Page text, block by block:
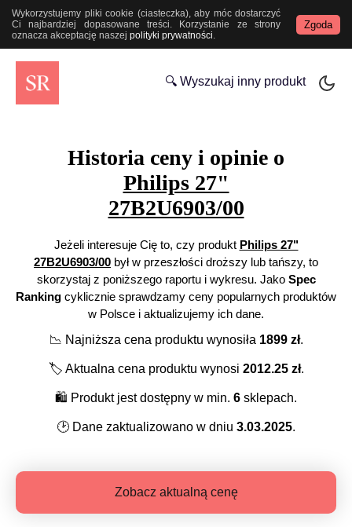
Wykorzystujemy pliki cookie (ciasteczka), aby móc dostarczyć
Ci najbardziej dopasowane treści. Korzystanie ze strony
oznacza akceptację naszej polityki prywatności.
Zgoda
🔍 Wyszukaj inny produkt
Historia ceny i opinie o
Philips 27"
27B2U6903/00
Jeżeli interesuje Cię to, czy produkt Philips 27"
27B2U6903/00 był w przeszłości droższy lub tańszy, to
skorzystaj z poniższego raportu i wykresu. Jako Spec
Ranking cyklicznie sprawdzamy ceny popularnych produktów
w Polsce i aktualizujemy ich dane.
📉 Najniższa cena produktu wynosiła 1899zł.
🏷️ Aktualna cena produktu wynosi 2012.25zł.
🛍️ Produkt jest dostępny w min. 6 sklepach.
🕑 Dane zaktualizowano w dniu 3.03.2025.
Zobacz aktualną cenę